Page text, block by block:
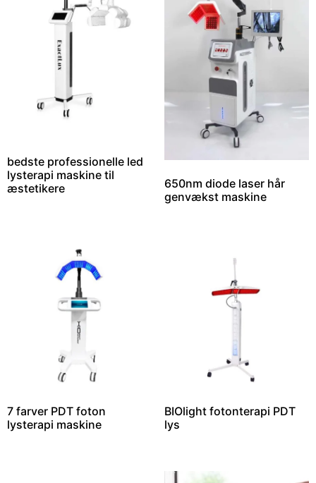
bedste professionelle led
lysterapi maskine til
æstetikere
650nm diode laser hår
genvækst maskine
7 farver PDT foton
lysterapi maskine
BIOlight fotonterapi PDT
lys